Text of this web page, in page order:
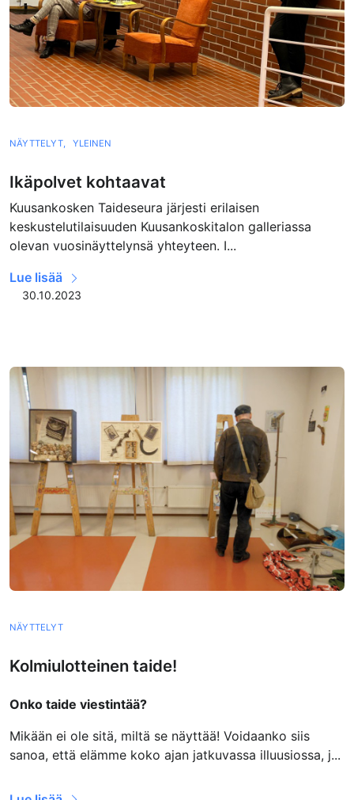
NÄYTTELYT, YLEINEN
Ikäpolvet kohtaavat
Kuusankosken Taideseura järjesti erilaisen
keskustelutilaisuuden Kuusankoskitalon galleriassa
olevan vuosinäyttelynsä yhteyteen. I...
Lue lisää
30.10.2023
NÄYTTELYT
Kolmiulotteinen taide!
Onko taide viestintää?
Mikään ei ole sitä, miltä se näyttää! Voidaanko siis
sanoa, että elämme koko ajan jatkuvassa illuusiossa, j...